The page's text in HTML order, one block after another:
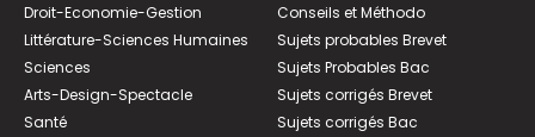
Droit-Economie-Gestion
Littérature-Sciences Humaines
Sciences
Arts-Design-Spectacle
Santé
Conseils et Méthodo
Sujets probables Brevet
Sujets Probables Bac
Sujets corrigés Brevet
Sujets corrigés Bac